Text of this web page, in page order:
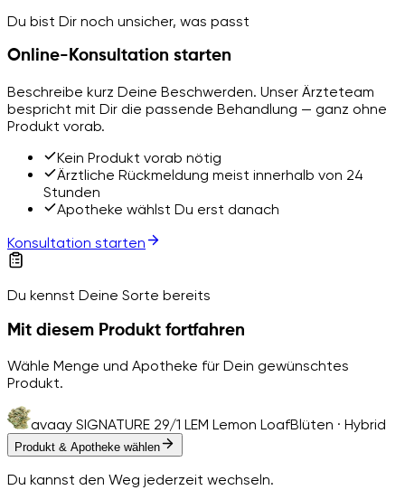
Du bist Dir noch unsicher, was passt
Online-Konsultation starten
Beschreibe kurz Deine Beschwerden. Unser Ärzteteam
bespricht mit Dir die passende Behandlung — ganz ohne
Produkt vorab.
Kein Produkt vorab nötig
Ärztliche Rückmeldung meist innerhalb von 24
Stunden
Apotheke wählst Du erst danach
Konsultation starten
Du kennst Deine Sorte bereits
Mit diesem Produkt fortfahren
Wähle Menge und Apotheke für Dein gewünschtes
Produkt.
avaay SIGNATURE 29/1 LEM Lemon LoafBlüten · Hybrid
Produkt & Apotheke wählen
Du kannst den Weg jederzeit wechseln.